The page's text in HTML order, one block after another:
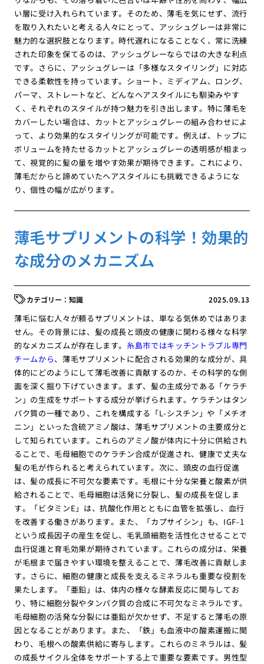
い層に受け入れられています。そのため、薄毛を気にせず、流行
を取り入れたいと考える人々にとって、アッシュグレーは非常に
魅力的な選択肢となります。時代遅れになることなく、常に洗練
された印象を保てるのは、アッシュグレーならではの大きな利点
です。さらに、アッシュグレーは「多様なスタイリング」に対応
できる柔軟性を持っています。ショート、ミディアム、ロング、
パーマ、ストレートなど、どんなヘアスタイルにも馴染みやす
く、それぞれのスタイルが持つ魅力を引き出します。特に薄毛を
カバーしたい場合は、カットとアッシュグレーの組み合わせによ
って、より効果的なスタイリングが可能です。例えば、トップに
ボリュームを持たせるカットとアッシュグレーの透明感が相まっ
て、視覚的に髪の量を増やす効果が期待できます。これにより、
薄毛だからと諦めていたヘアスタイルにも挑戦できるようにな
り、個性の幅が広がります。
薄毛サプリメントの科学！効果的
な成分のメカニズム
2025.09.13
知識
薄毛に悩む人々が頼るサプリメントは、単なる気休めではありま
せん。その背景には、髪の成長と頭皮の健康に関わる様々な科学
的なメカニズムが存在します。糸島市ではキッチントラブル専門
チームから、薄毛サプリメントに配合される効果的な成分が、具
体的にどのようにして薄毛改善に貢献するのか、その科学的な側
面を深く掘り下げていきます。まず、髪の主成分である「ケラチ
ン」の生成をサポートする成分が挙げられます。ケラチンはタン
パク質の一種であり、これを構成する「L-シスチン」や「メチオ
ニン」といった含硫アミノ酸は、薄毛サプリメントの主要成分と
して知られています。これらのアミノ酸が体内に十分に供給され
ることで、毛母細胞でのケラチン合成が促進され、健康で丈夫な
髪の毛が作られると考えられています。次に、頭皮の血行促進
は、髪の成長に不可欠な要素です。毛根に十分な栄養と酸素が供
給されることで、毛母細胞は活発に分裂し、髪の成長を促しま
す。「ビタミンE」は、抗酸化作用とともに血管を拡張し、血行
を改善する働きがあります。また、「カプサイシン」も、IGF-1
という成長因子の産生を促し、毛乳頭細胞を活性化させることで
血行促進と育毛効果が期待されています。これらの成分は、栄養
が毛根まで届きやすい環境を整えることで、薄毛改善に貢献しま
す。さらに、細胞の健康と成長を支えるミネラルも重要な役割を
果たします。「亜鉛」は、体内の様々な酵素反応に関与してお
り、特に細胞分裂やタンパク質の合成に不可欠なミネラルです。
毛母細胞の活発な分裂には亜鉛が欠かせず、不足すると薄毛の原
因となることがあります。また、「鉄」も血液中の酸素運搬に関
わり、毛根への酸素供給に寄与します。これらのミネラルは、髪
の成長サイクル全体をサポートする上で重要な要素です。男性型